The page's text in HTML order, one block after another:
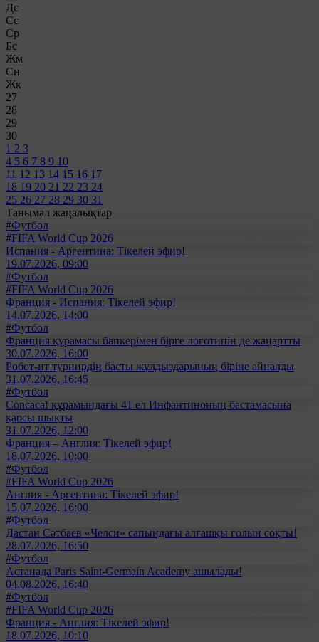
Дс
Сс
Ср
Бс
Жм
Сн
Жк
27
28
29
30
1 2 3
4 5 6 7 8 9 10
11 12 13 14 15 16 17
18 19 20 21 22 23 24
25 26 27 28 29 30 31
Танымал жаңалықтар
#Футбол
#FIFA World Cup 2026
Испания - Аргентина: Тікелей эфир!
19.07.2026, 09:00
#Футбол
#FIFA World Cup 2026
Франция - Испания: Тікелей эфир!
14.07.2026, 14:00
#Футбол
Франция құрамасы бапкерімен бірге логотипін де жаңартты
30.07.2026, 16:00
Робот-ит турнирдің басты жұлдыздарының біріне айналды
31.07.2026, 16:45
#Футбол
Concacaf құрамындағы 41 ел Инфантиноның бастамасына
қарсы шықты
31.07.2026, 12:00
Франция – Англия: Тікелей эфир!
18.07.2026, 10:00
#Футбол
#FIFA World Cup 2026
Англия - Аргентина: Тікелей эфир!
15.07.2026, 16:00
#Футбол
Дастан Сәтбаев «Челси» сапындағы алғашқы голын соқты!
28.07.2026, 16:50
#Футбол
Астанада Paris Saint-Germain Academy ашылады!
04.08.2026, 16:40
#Футбол
#FIFA World Cup 2026
Франция - Англия: Тікелей эфир!
18.07.2026, 10:10